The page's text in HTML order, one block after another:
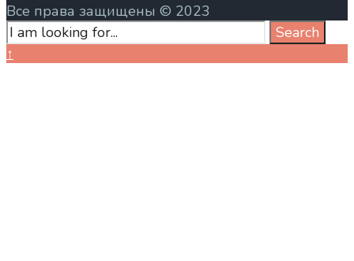
Все права защищены © 2023
Search
for:
Search
Close
↑